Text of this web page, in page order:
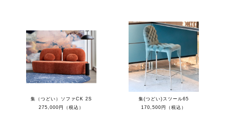
集（つどい）ソファCK 2S
275,000円（税込）
集(つどい)スツール65
170,500円（税込）